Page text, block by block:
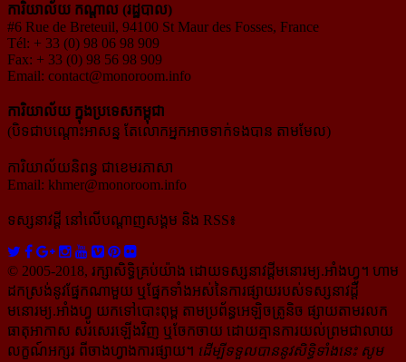
ការិយាល័យ កណ្ដាល (រដ្ឋបាល)
#6 Rue de Breteuil, 94100 St Maur des Fosses, France
Tél: + 33 (0) 98 06 98 909
Fax: + 33 (0) 98 56 98 909
Email: contact@monoroom.info
ការិយាល័យ ក្នុង​ប្រទេស​កម្ពុជា
(បិទជាបណ្ដោះអាសន្ន តែលោកអ្នកអាចទាក់ទងបាន តាមមែល)
ការិយាល័យនិពន្ធ ជាខេមរភាសា
Email: khmer@monoroom.info
ទស្សនាវដ្ដី​ នៅលើបណ្ដាញសង្គម និង RSS៖
© 2005-2018, រក្សាសិទ្ធិគ្រប់យ៉ាង ដោយទស្សនាវដ្ដី​មនោរម្យ.អាំងហ្វូ។ ហាម​
ដក​ស្រង់​នូវ​ផ្នែក​ណា​មួយ​ ឬ​ផ្នែក​ទាំង​អស់​នៃ​ការ​ផ្សាយ​របស់​ទស្សនាវដ្ដី​​
មនោរម្យ.អាំងហ្វូ យក​ទៅ​​បោះពុម្ព តាម​ប្រព័ន្ធ​អេឡិច​ត្រូនិច ផ្សាយ​តាម​រលក​
ធាតុអាកាស សរសេរ​ឡើង​វិញ ឬ​ចែក​ចាយ​ ដោយ​គ្មាន​ការ​យល់ព្រមជា​លាយ​
លក្ខណ៍​អក្សរ​ ពី​ចាងហ្វាង​ការ​ផ្សាយ​។ ដើម្បី​ទទួល​បាននូវសិទ្ធិ​ទាំងនេះ សូម​